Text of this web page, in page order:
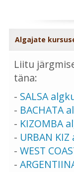
Algajate
Liitu
täna:
- SALSA
- BACHATA
- KIZOMBA
- URBAN
- WEST
-